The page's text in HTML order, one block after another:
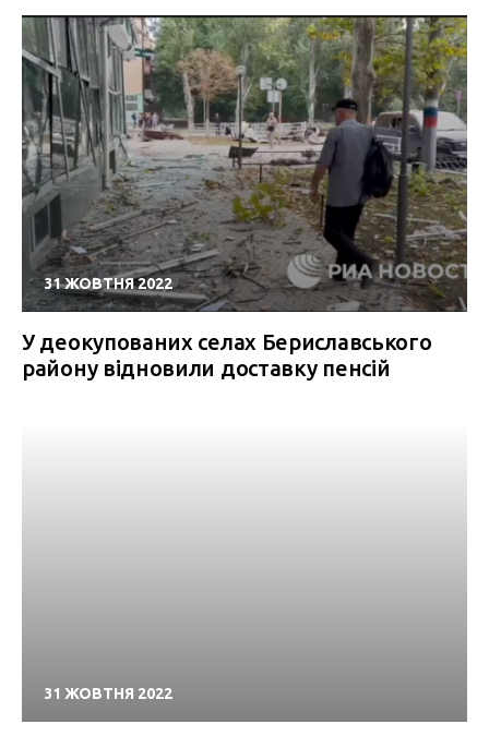
31 ЖОВТНЯ 2022
У деокупованих селах Бериславського
району відновили доставку пенсій
31 ЖОВТНЯ 2022